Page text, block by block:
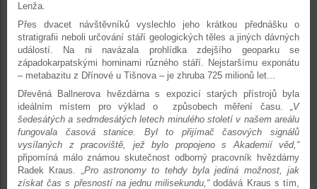
Lenža.
Přes dvacet návštěvníků vyslechlo jeho krátkou přednášku o
stratigrafii neboli určování stáří geologických těles a jiných dávných
událostí. Na ni navázala prohlídka zdejšího geoparku se
západokarpatskými horninami různého stáří. Nejstaršímu exponátu
– metabazitu z Dřínové u Tišnova – je zhruba 725 milionů let...
Dřevěná Ballnerova hvězdárna s expozicí starých přístrojů byla
ideálním místem pro výklad o způsobech měření času. „V
šedesátých a sedmdesátých letech minulého století v našem areálu
fungovala časová stanice. Byl to přijímač časových signálů
vysílaných z pracoviště, jež bylo propojeno s Akademií věd,“
připomíná málo známou skutečnost odborný pracovník hvězdárny
Radek Kraus. „Pro astronomy to tehdy byla jediná možnost, jak
získat čas s přesností na jednu milisekundu,“dodává Kraus s tím,